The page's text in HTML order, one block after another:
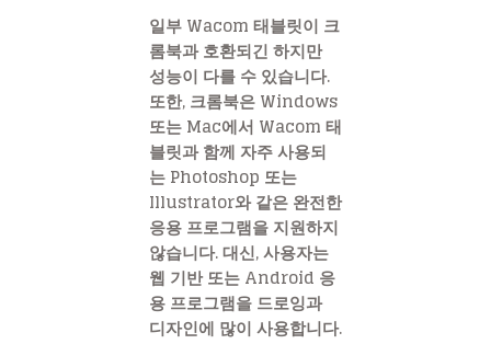
일부 Wacom 태블릿이 크
롬북과 호환되긴 하지만
성능이 다를 수 있습니다.
또한, 크롬북은 Windows
또는 Mac에서 Wacom 태
블릿과 함께 자주 사용되
는 Photoshop 또는
Illustrator와 같은 완전한
응용 프로그램을 지원하지
않습니다. 대신, 사용자는
웹 기반 또는 Android 응
용 프로그램을 드로잉과
디자인에 많이 사용합니다.